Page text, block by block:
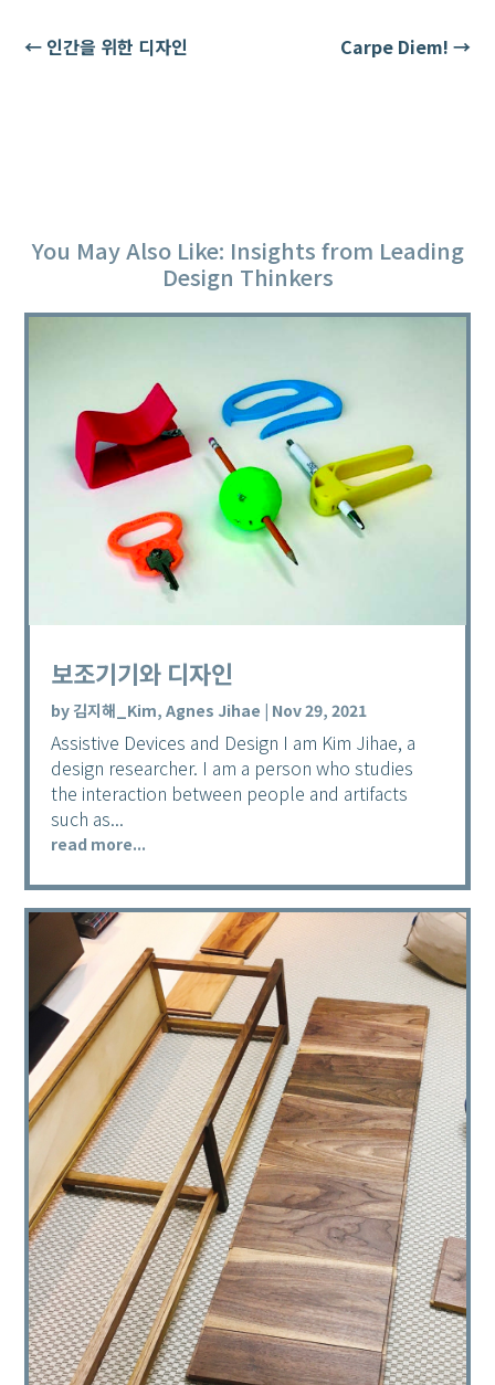
← 인간을 위한 디자인 Carpe Diem! →
You May Also Like: Insights from Leading
Design Thinkers
보조기기와 디자인
by김지해_Kim, Agnes Jihae | Nov 29, 2021
Assistive Devices and Design I am Kim Jihae, a
design researcher. I am a person who studies
the interaction between people and artifacts
such as...
read more...